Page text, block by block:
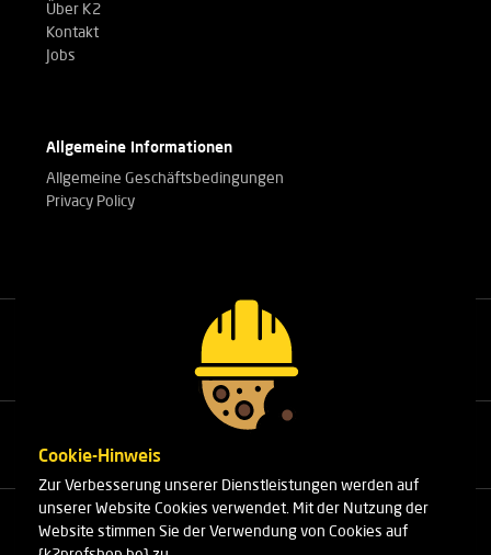
Über K2
Kontakt
Jobs
Allgemeine Informationen
Allgemeine Geschäftsbedingungen
Privacy Policy
Rufen Sie unsere Experten an.
+32(0)3 303 14 53
Cleydaellaan 10 Unit 8
B-2630 Aartselaar
Cookie-Hinweis
Zur Verbesserung unserer Dienstleistungen werden auf
unserer Website Cookies verwendet. Mit der Nutzung der
Website stimmen Sie der Verwendung von Cookies auf